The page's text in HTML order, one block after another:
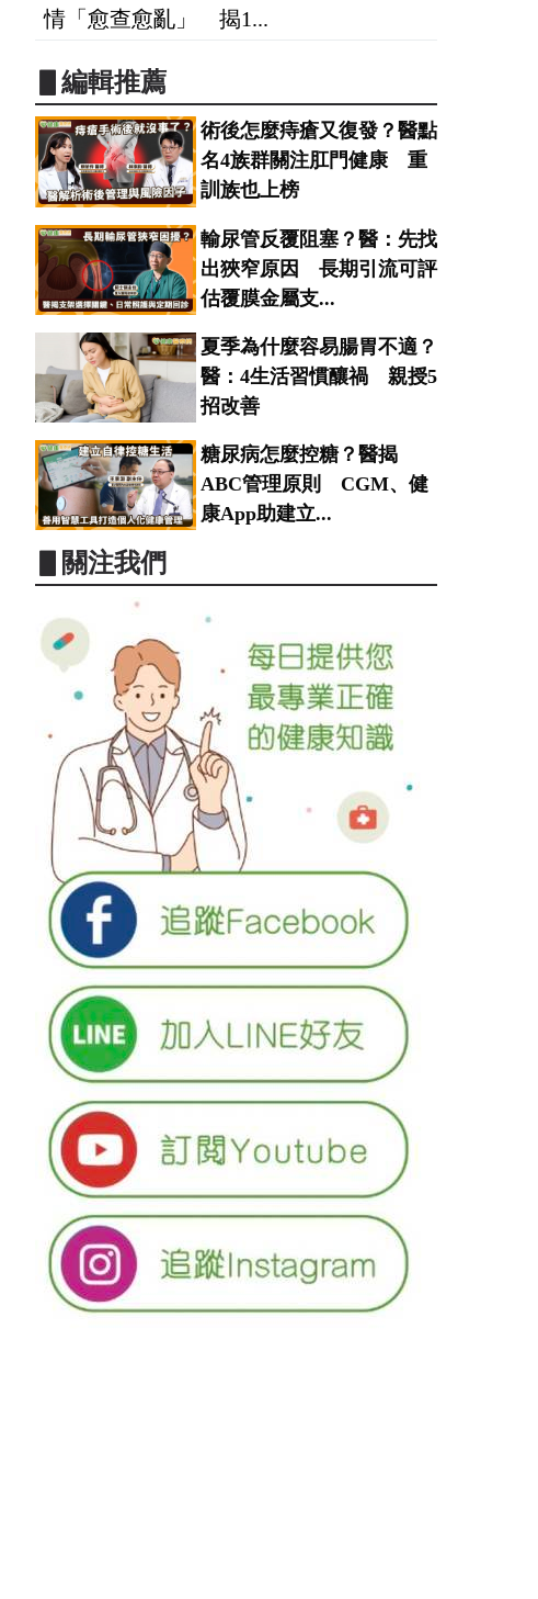
情「愈查愈亂」 揭1...
▋編輯推薦
術後怎麼痔瘡又復發？醫點
名4族群關注肛門健康 重
訓族也上榜
輸尿管反覆阻塞？醫：先找
出狹窄原因 長期引流可評
估覆膜金屬支...
夏季為什麼容易腸胃不適？
醫：4生活習慣釀禍 親授5
招改善
糖尿病怎麼控糖？醫揭
ABC管理原則 CGM、健
康App助建立...
▋關注我們